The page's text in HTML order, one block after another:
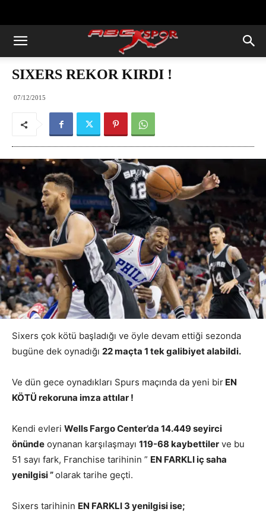
SIXERS REKOR KIRDI !
07/12/2015
Sixers çok kötü başladığı ve öyle devam ettiği sezonda
bugüne dek oynadığı 22 maçta 1 tek galibiyet alabildi.
Ve dün gece oynadıkları Spurs maçında da yeni bir EN
KÖTÜ rekoruna imza attılar !
Kendi evleri Wells Fargo Center’da 14.449 seyirci
önünde oynanan karşılaşmayı 119-68 kaybettiler ve bu
51 sayı fark, Franchise tarihinin ” EN FARKLI iç saha
yenilgisi ”olarak tarihe geçti.
Sixers tarihinin EN FARKLI 3 yenilgisi ise;